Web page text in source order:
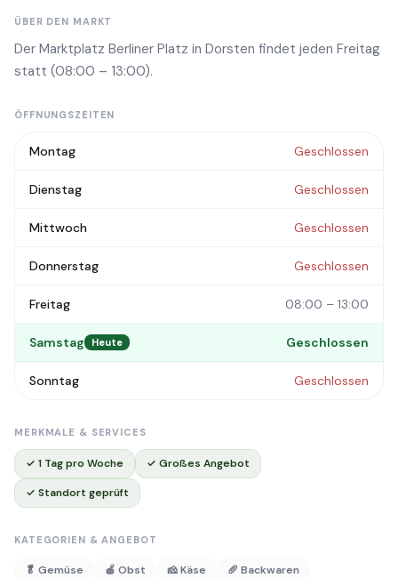
ÜBER DEN MARKT
Der Marktplatz Berliner Platz in Dorsten findet jeden Freitag
statt (08:00 – 13:00).
ÖFFNUNGSZEITEN
Montag Geschlossen
Dienstag Geschlossen
Mittwoch Geschlossen
Donnerstag Geschlossen
Freitag 08:00 – 13:00
Samstag Heute Geschlossen
Sonntag Geschlossen
MERKMALE & SERVICES
✓ 1 Tag pro Woche ✓ Großes Angebot
✓ Standort geprüft
KATEGORIEN & ANGEBOT
🥬 Gemüse 🍎 Obst 🧀 Käse
🥖 Backwaren